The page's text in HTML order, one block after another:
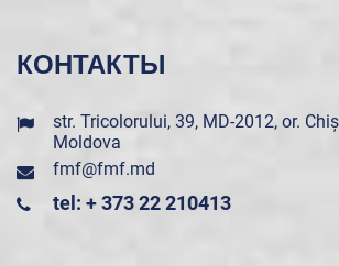
КОНТАКТЫ
str. Tricolorului, 39, MD-2012, or.
Moldova
fmf@fmf.md
tel: + 373 22 210413